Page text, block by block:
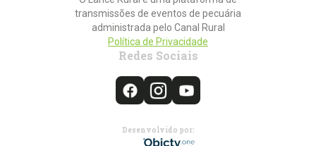
transmissões de eventos de pecuária
administrada pelo Canal Rural
Política de Privacidade
Redes Sociais
Desenvolvido por: